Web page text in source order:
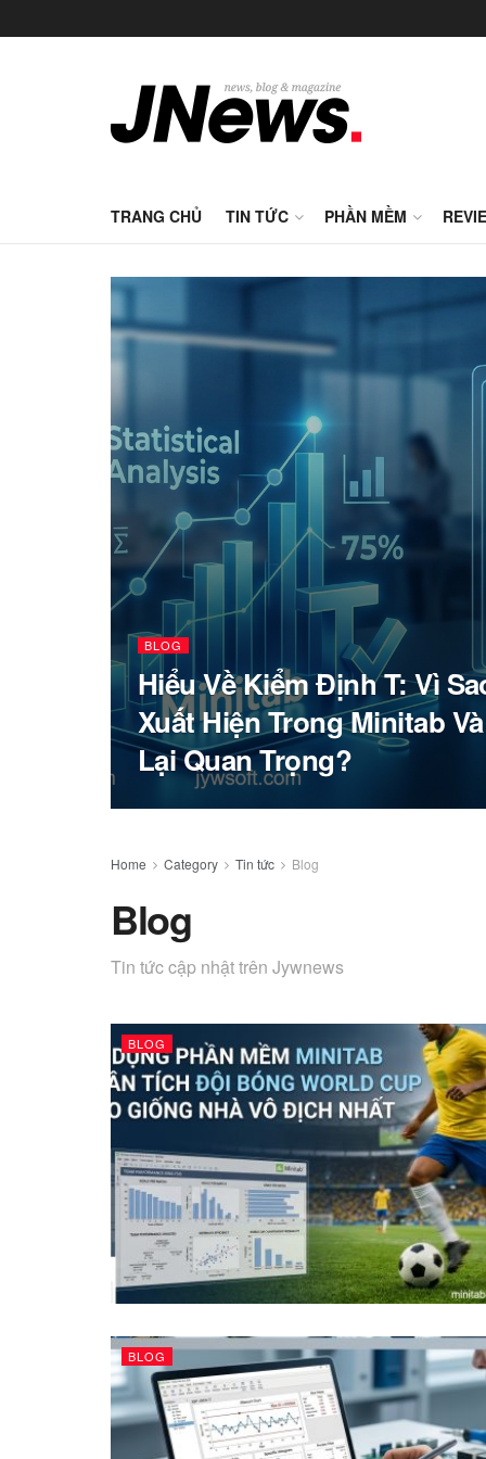
TRANG CHỦ TIN TỨC PHẦN MỀM
BLOG
Hiểu Về Kiểm Định T: Vì
Xuất Hiện Trong Minitab
Lại Quan Trọng?
Home Category Tin tức Blog
Blog
Tin tức cập nhật trên Jywnews
BLOG
BLOG